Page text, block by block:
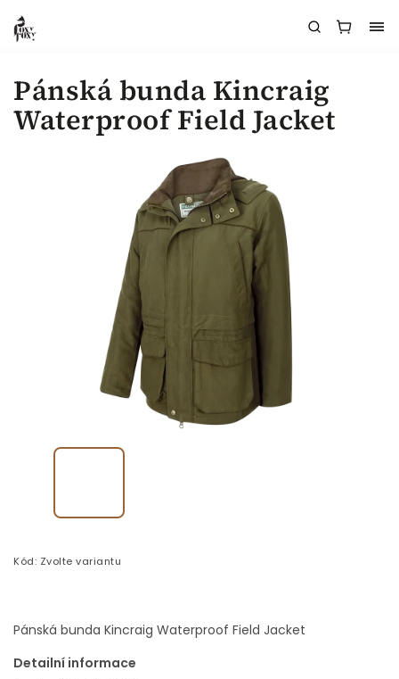
Pánská bunda Kincraig
Waterproof Field Jacket
Kód: Zvolte variantu
Pánská bunda Kincraig Waterproof Field Jacket
Detailní informace